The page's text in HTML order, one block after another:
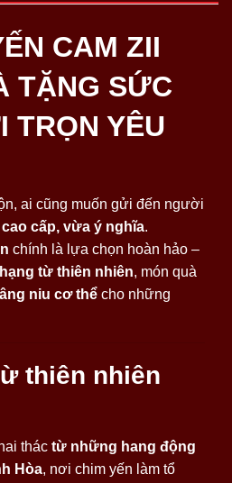
CAM ZII
TẶNG SỨC
TRỌN YÊU
ai cũng muốn gửi đến người
cao cấp, vừa ý nghĩa.
chính là lựa chọn hoàn hảo –
từ thiên nhiên, món quà
niu cơ thể cho những
thiên nhiên
thác từ những hang động
Hòa, nơi chim yến làm tổ